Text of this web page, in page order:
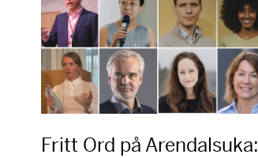
a
l
g
Fritt Ord på Arendalsuka: